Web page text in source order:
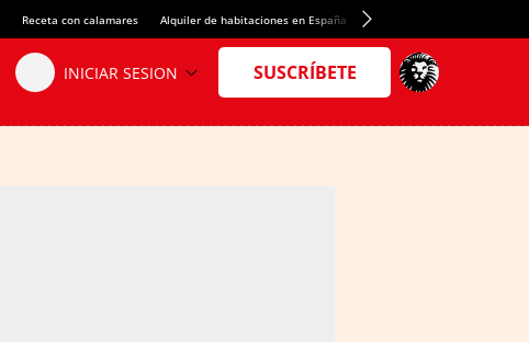
Receta con calamares Alquiler de habitaciones en España Crédito del Spotify Camp Nou